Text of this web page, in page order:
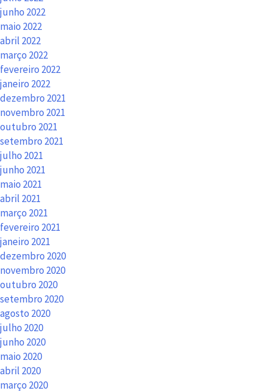
junho 2022
maio 2022
abril 2022
março 2022
fevereiro 2022
janeiro 2022
dezembro 2021
novembro 2021
outubro 2021
setembro 2021
julho 2021
junho 2021
maio 2021
abril 2021
março 2021
fevereiro 2021
janeiro 2021
dezembro 2020
novembro 2020
outubro 2020
setembro 2020
agosto 2020
julho 2020
junho 2020
maio 2020
abril 2020
março 2020